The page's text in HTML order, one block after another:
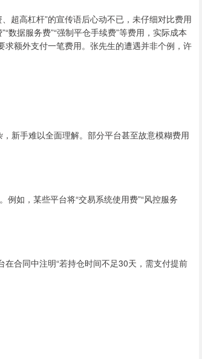
超高杠杆”的宣传语后心动不已，未仔细对比费用
数据服务费”“强制平仓手续费”等费用，实际成本
求额外支付一笔费用。张先生的遭遇并非个例，许
新手难以全面理解。部分平台甚至故意模糊费用
如，某些平台将“交易系统使用费”“风控服务
合同中注明“若持仓时间不足30天，需支付提前